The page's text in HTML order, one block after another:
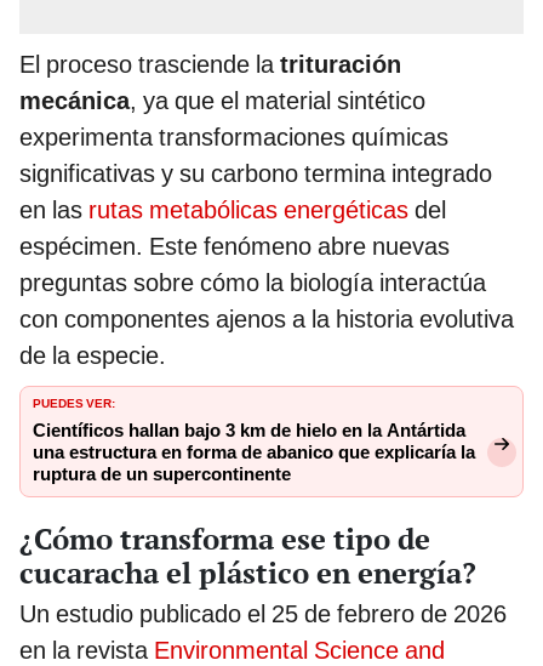
El proceso trasciende latrituración
mecánica, ya que el material sintético
experimenta transformaciones químicas
significativas y su carbono termina integrado
en las rutas metabólicas energéticas del
espécimen. Este fenómeno abre nuevas
preguntas sobre cómo la biología interactúa
con componentes ajenos a la historia evolutiva
de la especie.
PUEDES VER:
Científicos hallan bajo 3 km de hielo en la Antártida
una estructura en forma de abanico que explicaría la
ruptura de un supercontinente
¿Cómo transforma ese tipo de
cucaracha el plástico en energía?
Un estudio publicado el 25 de febrero de 2026
en la revista Environmental Science and